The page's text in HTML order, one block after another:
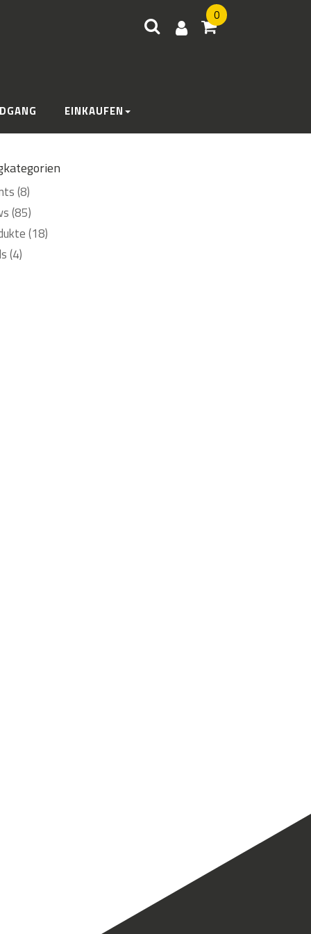
0
EINKAUFEN
(8)
(85)
(18)
(4)